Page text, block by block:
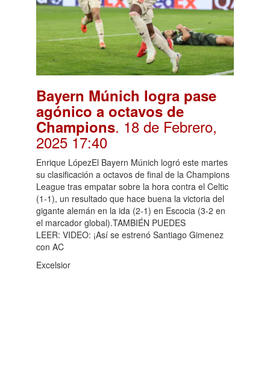
Bayern Múnich logra pase
agónico a octavos de
Champions. 18 de Febrero,
2025 17:40
Enrique LópezEl Bayern Múnich logró este martes
su clasificación a octavos de final de la Champions
League tras empatar sobre la hora contra el Celtic
(1-1), un resultado que hace buena la victoria del
gigante alemán en la ida (2-1) en Escocia (3-2 en
el marcador global).TAMBIÉN PUEDES
LEER: VIDEO: ¡Así se estrenó Santiago Gimenez
con AC
Excelsior